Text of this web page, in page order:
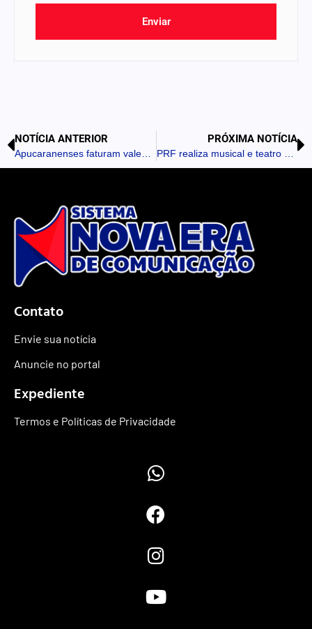
Enviar
NOTÍCIA ANTERIOR PRÓXIMA NOTÍCIA
Contato
Envie sua notícia
Anuncie no portal
Expediente
Termos e Políticas de Privacidade